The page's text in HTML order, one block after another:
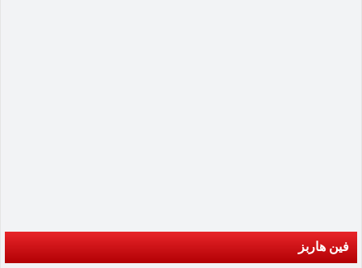
فين هاربز